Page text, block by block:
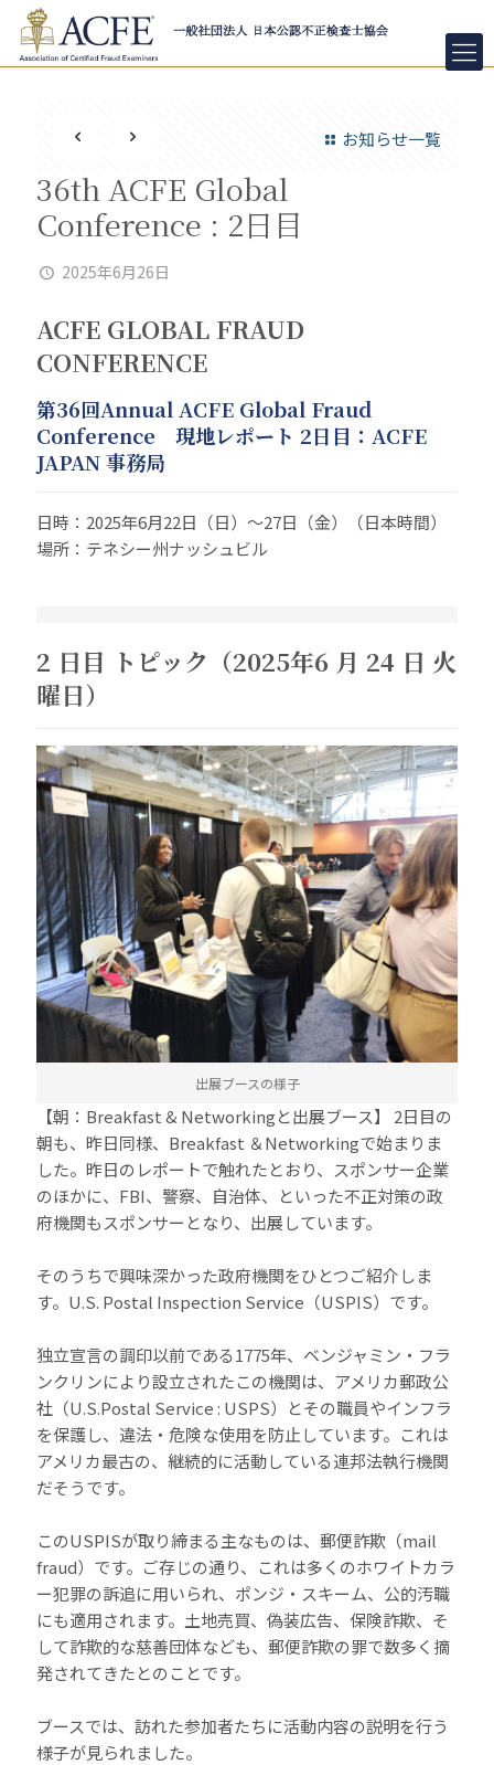
お知らせ一覧
36th ACFE Global
Conference : 2日目
2025年6月26日
ACFE GLOBAL FRAUD
CONFERENCE
第36回Annual ACFE Global Fraud
Conference 現地レポート 2日目：ACFE
JAPAN 事務局
日時：2025年6月22日（日）～27日（金）（日本時間）
場所：テネシー州ナッシュビル
2 日目 トピック（2025年6 月 24 日 火
曜日）
出展ブースの様子
【朝：Breakfast & Networkingと出展ブース】 2日目の
朝も、昨日同様、Breakfast ＆Networkingで始まりま
した。昨日のレポートで触れたとおり、スポンサー企業
のほかに、FBI、警察、自治体、といった不正対策の政
府機関もスポンサーとなり、出展しています。
そのうちで興味深かった政府機関をひとつご紹介しま
す。U.S. Postal Inspection Service（USPIS）です。
独立宣言の調印以前である1775年、ベンジャミン・フラ
ンクリンにより設立されたこの機関は、アメリカ郵政公
社（U.S.Postal Service : USPS）とその職員やインフラ
を保護し、違法・危険な使用を防止しています。これは
アメリカ最古の、継続的に活動している連邦法執行機関
だそうです。
このUSPISが取り締まる主なものは、郵便詐欺（mail
fraud）です。ご存じの通り、これは多くのホワイトカラ
ー犯罪の訴追に用いられ、ポンジ・スキーム、公的汚職
にも適用されます。土地売買、偽装広告、保険詐欺、そ
して詐欺的な慈善団体なども、郵便詐欺の罪で数多く摘
発されてきたとのことです。
ブースでは、訪れた参加者たちに活動内容の説明を行う
様子が見られました。